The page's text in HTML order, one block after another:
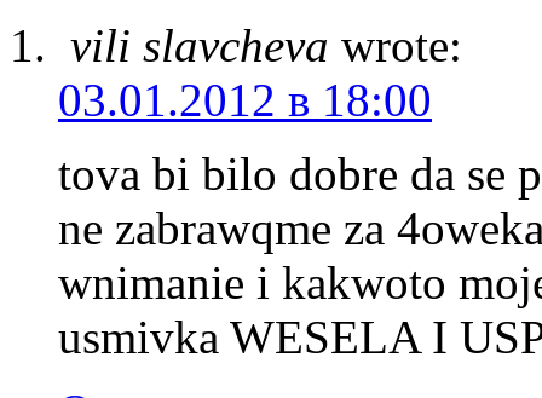
vili slavcheva wrote:
03.01.2012 в 18:00
tova bi bilo dobre da se
ne zabrawqme za
wnimanie i kakwoto
usmivka WESELA I